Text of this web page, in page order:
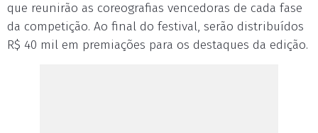
que reunirão as coreografias vencedoras de cada fase
da competição. Ao final do festival, serão distribuídos
R$ 40 mil em premiações para os destaques da edição.